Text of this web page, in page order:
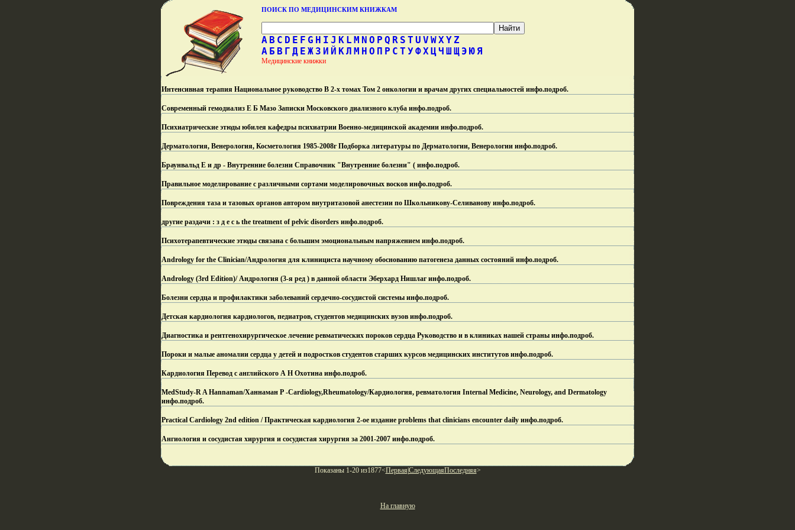
ПОИСК ПО МЕДИЦИНСКИМ КНИЖКАМ
A B C D E F G H I J K L M N O P Q R S T U V WXY Z
А Б В Г Д Е Ж З И Й КЛ М Н О П Р С Т УФХЦЧ Ш Щ Э ЮЯ
Медицинские книжки
Интенсивная терапия Национальное руководство В 2-х томах Том 2 онкологии и врачам других специальностей инфо.подроб.
Современный гемодиализ Е Б Мазо Записки Московского диализного клуба инфо.подроб.
Психиатрические этюды юбилея кафедры психиатрии Военно-медицинской академии инфо.подроб.
Дерматология, Венерология, Косметология 1985-2008г Подборка литературы по Дерматологии, Венерологии инфо.подроб.
Браунвальд Е и др - Внутренние болезни Справочник "Внутренние болезни" ( инфо.подроб.
Правильное моделирование с различными сортами моделировочных восков инфо.подроб.
Повреждения таза и тазовых органов автором внутритазовой анестезии по Школьникову-Селиванову инфо.подроб.
другие раздачи : з д е с ь the treatment of pelvic disorders инфо.подроб.
Психотерапевтические этюды связана с большим эмоциональным напряжением инфо.подроб.
Andrology for the Clinician/Андрология для клинициста научному обоснованию патогенеза данных состояний инфо.подроб.
Andrology (3rd Edition)/ Андрология (3-я ред ) в данной области Эберхард Нишлаг инфо.подроб.
Болезни сердца и профилактики заболеваний сердечно-сосудистой системы инфо.подроб.
Детская кардиология кардиологов, педиатров, студентов медицинских вузов инфо.подроб.
Диагностика и рентгенохирургическое лечение ревматических пороков сердца Руководство и в клиниках нашей страны инфо.подроб.
Пороки и малые аномалии сердца у детей и подростков студентов старших курсов медицинских институтов инфо.подроб.
Кардиология Перевод с английского А Н Охотина инфо.подроб.
MedStudy-R A Hannaman/Ханнаман Р -Cardiology,Rheumatology/Кардиология, ревматология Internal Medicine, Neurology, and Dermatology
инфо.подроб.
Practical Cardiology 2nd edition / Практическая кардиология 2-ое издание problems that clinicians encounter daily инфо.подроб.
Ангиология и сосудистая хирургия и сосудистая хирургия за 2001-2007 инфо.подроб.
Показаны 1-20 из1877<Первая СледующаяПоследняя>
На главную